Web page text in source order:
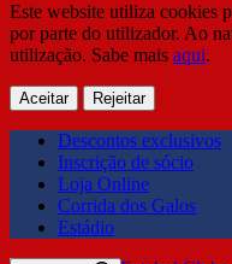
Este website utiliza cookies
por parte do utilizador. Ao
utilização. Sabe mais aqui.
Aceitar Rejeitar
Descontos exclusivos
Inscrição de sócio
Loja Online
Corrida dos Galos
Estádio